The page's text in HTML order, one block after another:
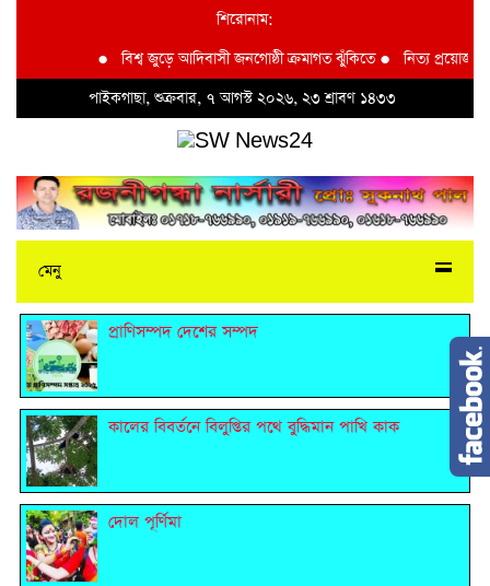
শিরোনাম:
বিশ্ব জুড়ে আদিবাসী জনগোষ্ঠী ক্রমাগত ঝুঁকিতে● নিত্য প্রয়োজনীয়
পাইকগাছা, শুক্রবার, ৭ আগস্ট ২০২৬, ২৩ শ্রাবণ ১৪৩৩
মেনু
প্রাণিসম্পদ দেশের সম্পদ
কালের বিবর্তনে বিলুপ্তির পথে বুদ্ধিমান পাখি কাক
দোল পূর্ণিমা